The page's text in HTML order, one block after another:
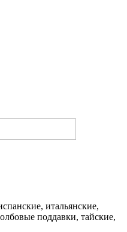
итальянские,
поддавки, тайские,